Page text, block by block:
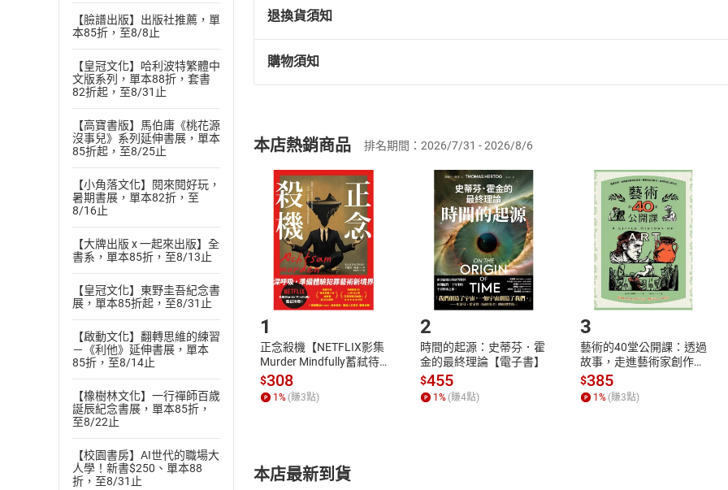
【臉譜出版】出版社推薦，單
本85折，至8/8止
【皇冠文化】哈利波特繁體中
文版系列，單本88折，套書
82折起，至8/31止
【高寶書版】馬伯庸《桃花源
沒事兒》系列延伸書展，單本
85折起，至8/25止
【小角落文化】閱來閱好玩，
暑期書展，單本82折，至
8/16止
【大牌出版 x 一起來出版】全
書系，單本85折，至8/13止
【皇冠文化】東野圭吾紀念書
展，單本85折起，至8/31止
【啟動文化】翻轉思維的練習
－《利他》延伸書展，單本
85折，至8/14止
【橡樹林文化】一行禪師百歲
誕辰紀念書展，單本85折，
至8/22止
【校園書房】AI世代的職場大
人學！新書$250、單本88
折，至8/31止
退換貨須知
退換貨規定：
(一)依消費者保護法第19條第1項後段暨通訊交易解除權合理例外情事適用
(二)消費者訂購本店鋪之商品即代表知悉本店鋪所銷售之商品為電子書，
且已下載/存取電子書，不得請求退貨退款。
退貨方式：您欲取消訂單或辦理退貨時，請登入樂天市場，並於「我的訂單
貨」，本店鋪將依您的申請進行審核，待審核通過後將為您辦理退款事宜。
請注意，樂天市場須以整筆訂單為單位進行取消/退貨，恕無法以單支商品取
購物須知
挑選商品
Choose
放入購物車
Shopping cart
登入帳號
Login
購書後，如何開始使用？
Step1.選擇閱讀載具 Step2.登入
本店熱銷商品 排名期間：2026/7/31 - 2026/8/6
1
正念殺機【NETFLIX影集
Murder Mindfully蓄弒待
發】【電子書】
$308
1 % (賺3點)
2
時間的起源：史蒂芬．霍
金的最終理論【電子書】
$455
1 % (賺4點)
3
藝術的40堂公開課：透過
故事，走進藝術家創作現
場，看藝術如何誕生、如
何形塑人類生活【電子
書】
$385
1 % (賺3點)
本店最新到貨